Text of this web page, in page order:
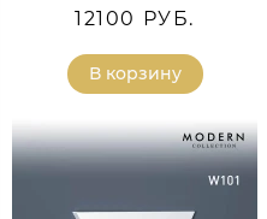
12100 РУБ.
В корзину